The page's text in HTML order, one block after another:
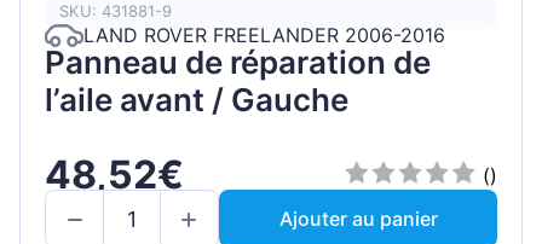
SKU: 431881-9
LAND ROVER FREELANDER 2006-2016
Panneau de réparation de
l’aile avant / Gauche
48,52€
()
Ajouter au panier